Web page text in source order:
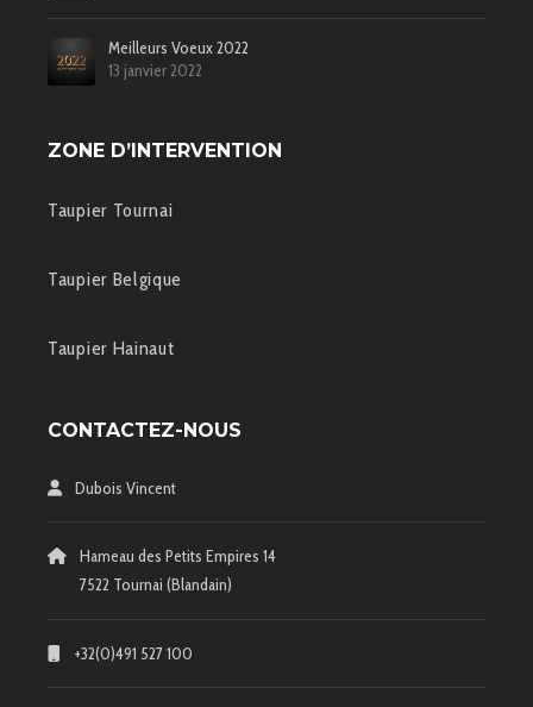
Meilleurs Voeux 2022
13 janvier 2022
ZONE D’INTERVENTION
Taupier Tournai
Taupier Belgique
Taupier Hainaut
CONTACTEZ-NOUS
Dubois Vincent
Hameau des Petits Empires 14
7522 Tournai (Blandain)
+32(0)491 527 100